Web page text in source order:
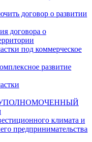
договор о развитии
договора о
под коммерческое
развитие
климата и
предпринимательства